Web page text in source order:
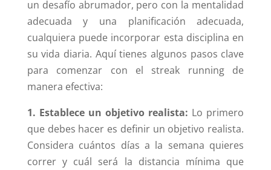
un desafío abrumador, pero con la mentalidad
adecuada y una planificación adecuada,
cualquiera puede incorporar esta disciplina en
su vida diaria. Aquí tienes algunos pasos clave
para comenzar con el streak running de
manera efectiva:
1. Establece un objetivo realista: Lo primero
que debes hacer es definir un objetivo realista.
Considera cuántos días a la semana quieres
correr y cuál será la distancia mínima que